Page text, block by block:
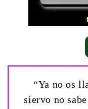
“Ya no os
siervo no